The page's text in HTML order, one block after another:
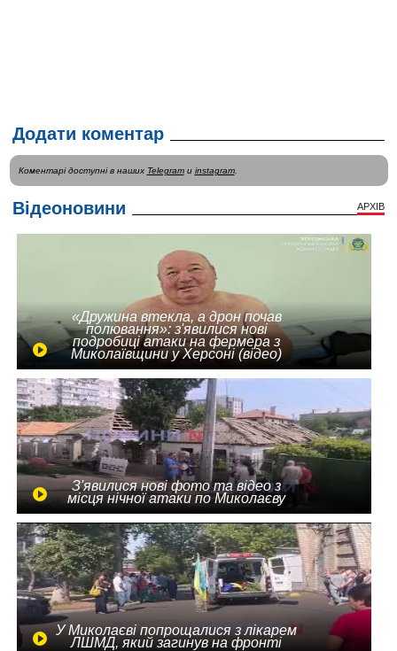
Додати коментар
Коментарі доступні в наших Telegramи instagram.
Відеоновини АРХІВ
«Дружина втекла, а дрон почав
полювання»: з'явилися нові
подробиці атаки на фермера з
Миколаївщини у Херсоні (відео)
З'явилися нові фото та відео з
місця нічної атаки по Миколаєву
У Миколаєві попрощалися з лікарем
ЛШМД, який загинув на фронті